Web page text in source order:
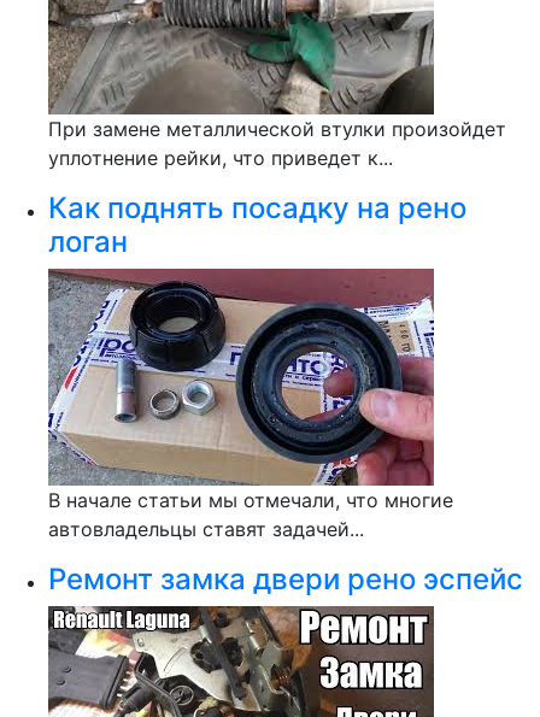
При замене металлической втулки произойдет
уплотнение рейки, что приведет к...
Как поднять посадку на рено
логан
В начале статьи мы отмечали, что многие
автовладельцы ставят задачей...
Ремонт замка двери рено эспейс